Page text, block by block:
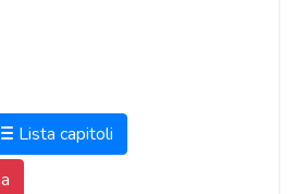
Lista capitoli